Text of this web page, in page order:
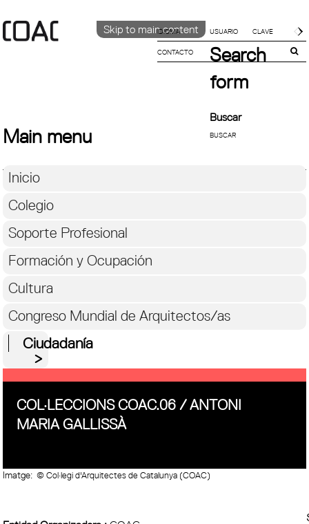
Skip to main content
IDIOMA
CATALÀ
CONTACTO
Search
form
Buscar
Main menu
Inicio
Colegio
Soporte Profesional
Formación y Ocupación
Cultura
Congreso Mundial de Arquitectos/as
Ciudadanía
COL·LECCIONS COAC.06 / ANTONI
MARIA GALLISSÀ
Imatge: © Col·legi d'Arquitectes de Catalunya (COAC)